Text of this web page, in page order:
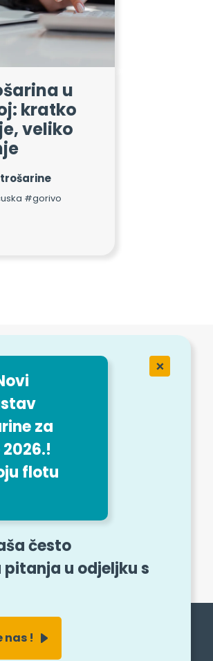
za
flotu
često
u odjeljku s
!
u
kratko
veliko
#gorivo
Pratite nas